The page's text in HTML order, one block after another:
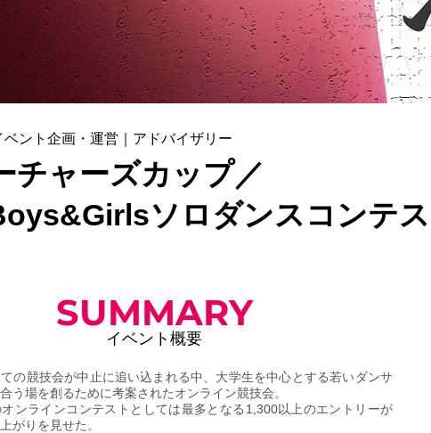
チャーズカップ／
ソロダンスコンテス
ベント企画・運営｜アドバイザリー
SUMMARY
イベント概要
の競技会が中止に追い込まれる中、大学生を中心とする若いダンサ
う場を創るために考案されたオンライン競技会。
ンラインコンテスト としては最多となる1,300以上のエントリーが
上がりを見せた。